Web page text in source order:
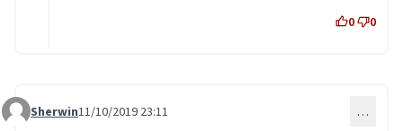
0 0
Commentaire 1658
Sherwin11/10/2019 23:11 …